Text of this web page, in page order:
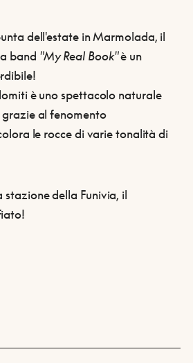
dell'estate in Marmolada, il
band "My Real Book"è un
è uno spettacolo naturale
grazie al fenomento
le rocce di varie tonalità di
stazione della Funivia, il